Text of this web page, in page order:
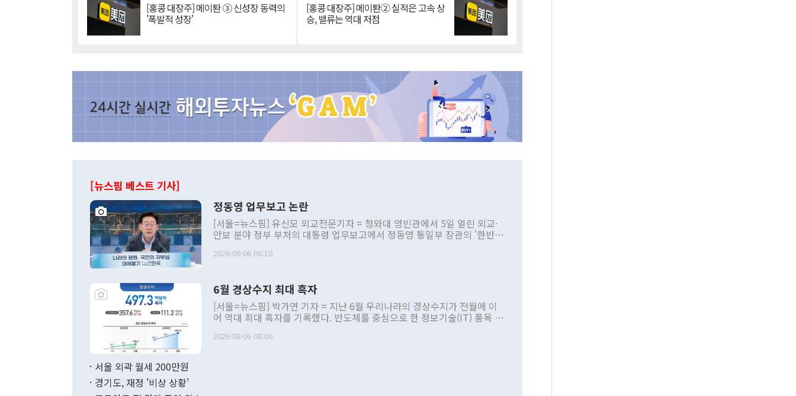
[홍콩 대장주] 메이퇀 ③ 신성장 동력의
'폭발적 성장'
[홍콩 대장주] 메이퇀② 실적은 고속 상
승, 밸류는 역대 저점
[뉴스핌 베스트 기사]
정동영 업무보고 논란
[서울=뉴스핌] 유신모 외교전문기자 = 청와대 영빈관에서 5일 열린 외교·
안보 분야 정부 부처의 대통령 업무보고에서 정동영 통일부 장관의 '한반도
발언 중에는 정부 내 조율을 거치지 않은 사안을 정책으로 추진하겠다고 공
주의적 희망에 근거한 비현실적 구상'이라는 비판을 내놨다. 그동안 정 장
관의 대북 정책 관련 발언이 물의를 빚은 적은 여러 번 있지만 대통령과 유
관 부처 장관이 공개적으로 부정적 입장을 표명한 것은 이례적이다. 정 장
관의 무리한 대북 접근법과 월권을 제어해야 한다는 목소리도 높아지고 있
다. [정동영 통일부 장관이 지난달 23일 오후 서울 종로구 정부서울청사에
2026-08-06 06:10
6월 경상수지 최대 흑자
[서울=뉴스핌] 박가연 기자 = 지난 6월 우리나라의 경상수지가 전월에 이
어 역대 최대 흑자를 기록했다. 반도체를 중심으로 한 정보기술(IT) 품목 수
료=한국은행] 한국은행이 6일 발표한 '2026년 6월 국제수지(잠정)'에 따르
2026-08-06 08:00
서울 외곽 월세 200만원
경기도, 재정 '비상 상황'